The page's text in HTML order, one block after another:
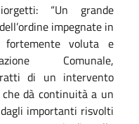
“Un grande
impegnate in
fortemente voluta e
Comunale,
di un intervento
che dà continuità a un
importanti risvolti